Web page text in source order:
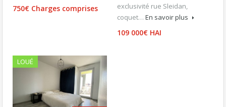
750€ Charges comprises
exclusivité rue Sleidan,
coquet… En savoir plus
109 000€ HAI
LOUÉ